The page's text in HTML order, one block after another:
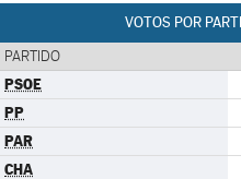
VOTOS POR
PARTIDO
PSOE
PP
PAR
CHA